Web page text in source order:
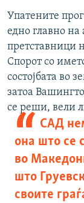
Упатените
едно главно на
претставници
Спорот со
состојбата во
затоа
се реши, вели
САД
она што се
во
што
своите